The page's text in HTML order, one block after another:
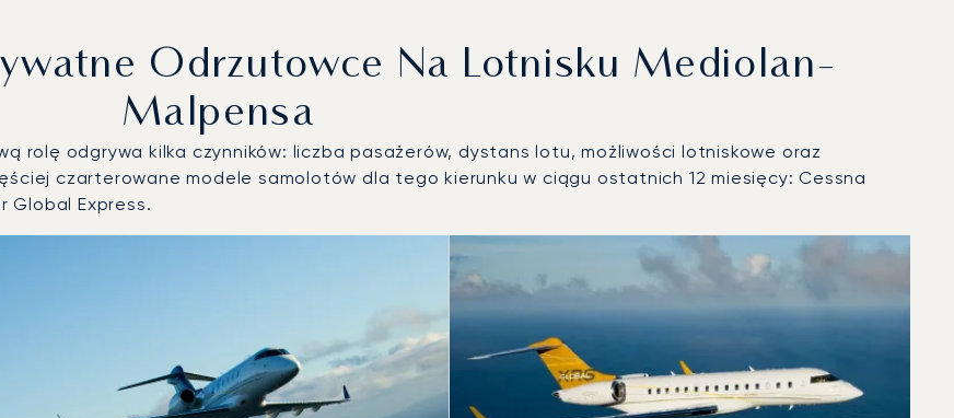
Odrzutowce Na Lotnisku Mediolan-
Malpensa
rolę odgrywa kilka czynników: liczba pasażerów, dystans lotu, możliwości lotniskowe oraz
czarterowane modele samolotów dla tego kierunku w ciągu ostatnich 12 miesięcy: Cessna
Global Express.
powietrznych według liczby operacji lotniczych w 2025 roku
r.